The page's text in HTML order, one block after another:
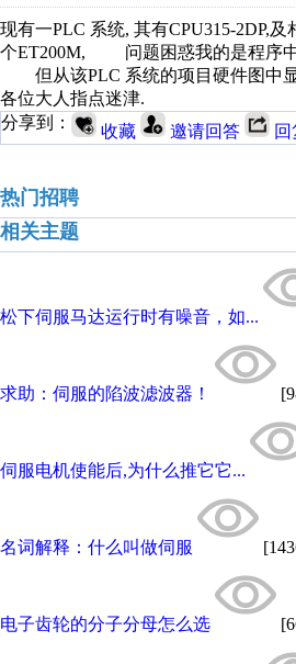
现有一PLC 系统, 其有CPU315-2DP,
个ET200M, 问题困惑我的是程序中
但从该PLC 系统的项目硬件图
各位大人指点迷津.
分享到：
收藏 邀请回答
热门招聘
相关主题
松下伺服马达运行时有噪音，如...
求助：伺服的陷波滤波器！
伺服电机使能后,为什么推它它...
名词解释：什么叫做伺服
电子齿轮的分子分母怎么选